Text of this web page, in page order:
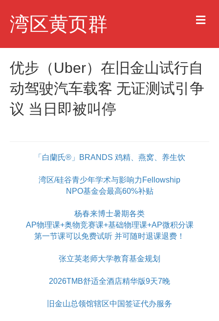
湾区黄页群 M
e
u
优步（Uber）在旧金山试行自
动驾驶汽车载客 无证测试引争
议 当日即被叫停
「白蘭氏®」BRANDS 鸡精、燕窝、养生饮
湾区/硅谷青少年学术与影响力Fellowship
NPO基金会最高60%补贴
杨春来博士暑期各类
AP物理课+奥物竞赛课+基础物理课+AP微积分课
第一节课可以免费试听 并可随时退课退费！
张立英老师大学教育基金规划
2026TMB舒适全酒店精华版9天7晚
旧金山总领馆辖区中国签证代办服务